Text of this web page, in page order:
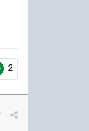
2